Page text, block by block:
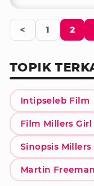
< 1 2
TOPIK
Intipseleb Film
Film Millers Girl
Sinopsis Millers
Martin Freeman